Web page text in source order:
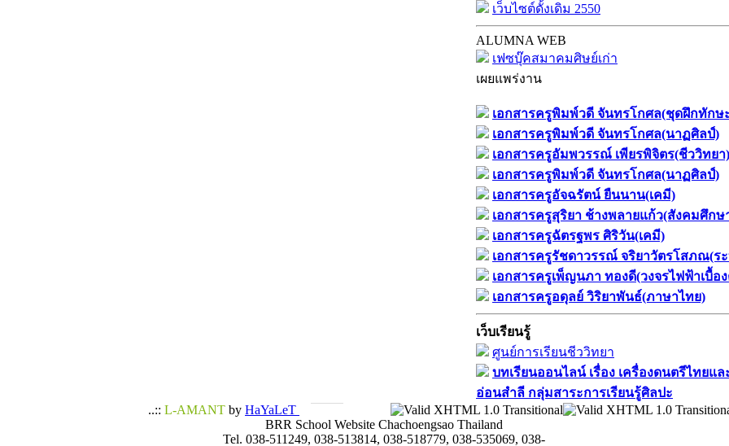
เว็บไซต์ดั้งเดิม 2550
ALUMNA WEB
เฟซบุ๊คสมาคมศิษย์เก่า
เผยแพร่งาน
เอกสารครูพิมพ์วดี จันทรโกศล(ชุดฝึกทักษ
เอกสารครูพิมพ์วดี จันทรโกศล(นาฏศิลป์)
เอกสารครูอัมพวรรณ์ เพียรพิจิตร(ชีววิทยา)
เอกสารครูพิมพ์วดี จันทรโกศล(นาฏศิลป์)
เอกสารครูอัจฉรัตน์ ยืนนาน(เคมี)
เอกสารครูสุริยา ช้างพลายแก้ว(สังคมศึกษ
เอกสารครูฉัตรฐพร ศิริวัน(เคมี)
เอกสารครูรัชดาวรรณ์ จริยาวัตรโสภณ(ร
เอกสารครูเพ็ญนภา ทองดี(วงจรไฟฟ้าเบื้อ
เอกสารครูอดุลย์ วิริยาพันธ์(ภาษาไทย)
เว็บเรียนรู้
ศูนย์การเรียนชีววิทยา
บทเรียนออนไลน์​ เรื่อง​ เครื่องดนตรีไทย
อ่อนสำลี​ กลุ่มสาระการเรียนรู้ศิลปะ
..:: L-AMANT by HaYaLeT
BRR School Website Chachoengsao Thailand
Tel. 038-511249, 038-513814, 038-518779, 038-535069, 038-